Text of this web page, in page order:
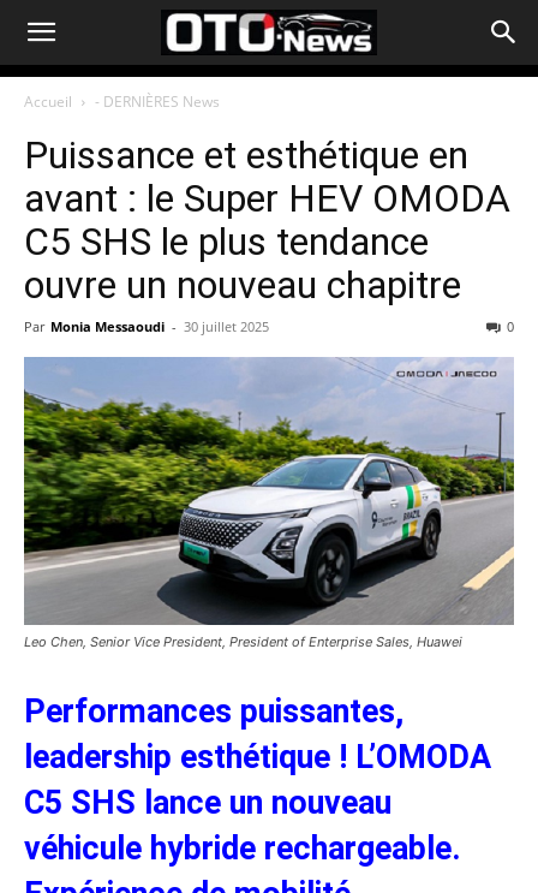
Accueil - DERNIÈRES News
Puissance et esthétique en
avant : le Super HEV OMODA
C5 SHS le plus tendance
ouvre un nouveau chapitre
Par Monia Messaoudi - 30 juillet 2025 0
Leo Chen, Senior Vice President, President of Enterprise Sales, Huawei
Performances puissantes,
leadership esthétique ! L’OMODA
C5 SHS lance un nouveau
véhicule hybride rechargeable.